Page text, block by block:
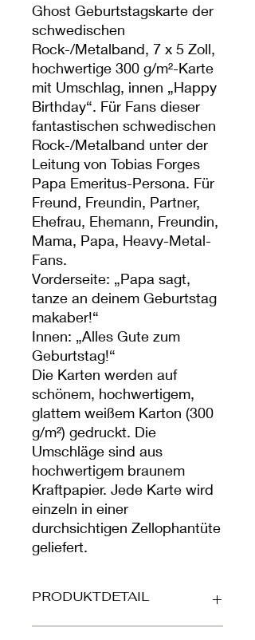
Ghost Geburtstagskarte der
schwedischen
Rock-/Metalband, 7 x 5 Zoll,
hochwertige 300 g/m²-Karte
mit Umschlag, innen „Happy
Birthday“. Für Fans dieser
fantastischen schwedischen
Rock-/Metalband unter der
Leitung von Tobias Forges
Papa Emeritus-Persona. Für
Freund, Freundin, Partner,
Ehefrau, Ehemann, Freundin,
Mama, Papa, Heavy-Metal-
Fans.
Vorderseite: „Papa sagt,
tanze an deinem Geburtstag
makaber!“
Innen: „Alles Gute zum
Geburtstag!“
Die Karten werden auf
schönem, hochwertigem,
glattem weißem Karton (300
g/m²) gedruckt. Die
Umschläge sind aus
hochwertigem braunem
Kraftpapier. Jede Karte wird
einzeln in einer
durchsichtigen Zellophantüte
geliefert.
PRODUKTDETAIL